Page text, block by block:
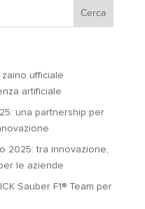
zaino ufficiale
artificiale
una partnership per
2025: tra innovazione,
le aziende
Sauber F1® Team per